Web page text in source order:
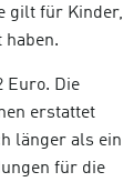
gilt für Kinder,
haben.
Euro. Die
erstattet
länger als ein
für die